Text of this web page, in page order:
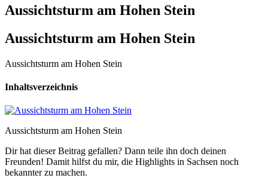
Aussichtsturm am Hohen Stein
Aussichtsturm am Hohen Stein
Aussichtsturm am Hohen Stein
Inhaltsverzeichnis
Aussichtsturm am Hohen Stein
Dir hat dieser Beitrag gefallen? Dann teile ihn doch deinen
Freunden! Damit hilfst du mir, die Highlights in Sachsen noch
bekannter zu machen.